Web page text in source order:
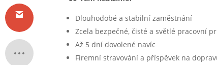
Dlouhodobé a stabilní zaměstnání
Zcela bezpečné, čisté a světlé pracovní
Až 5 dní dovolené navíc
Firemní stravování a příspěvek na